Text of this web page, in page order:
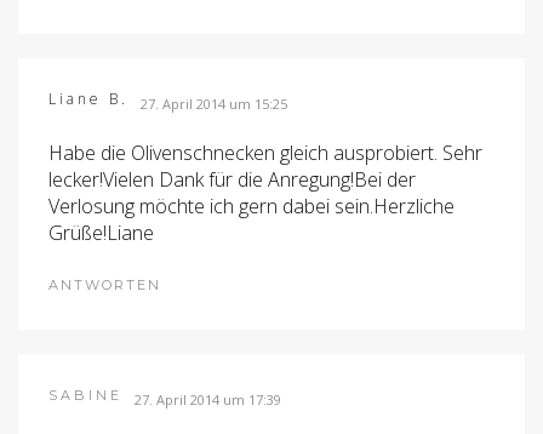
Liane B. 27. April 2014 um 15:25
Habe die Olivenschnecken gleich ausprobiert. Sehr
lecker!Vielen Dank für die Anregung!Bei der
Verlosung möchte ich gern dabei sein.Herzliche
Grüße!Liane
ANTWORTEN
SABINE 27. April 2014 um 17:39